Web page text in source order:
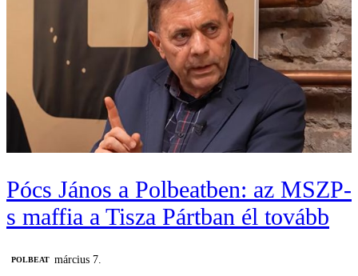
Pócs János a Polbeatben: az MSZP-
s maffia a Tisza Pártban él tovább
‎POLBEAT március 7.